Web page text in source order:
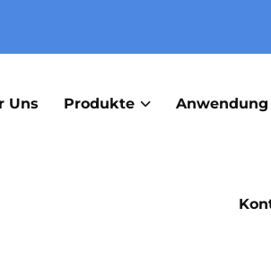
Uns Produkte Anwendung